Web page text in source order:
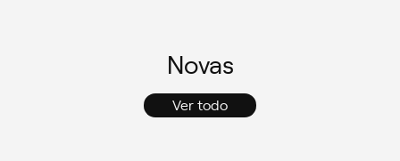
Novas
Ver todo